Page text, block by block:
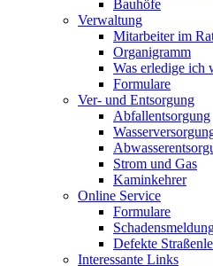
Bauhöfe
Verwaltung
Mitarbeiter im
Organigramm
Was erledige ich
Formulare
Ver- und Entsorgung
Abfallentsorgung
Strom und Gas
Kaminkehrer
Online Service
Formulare
Defekte
Interessante Links